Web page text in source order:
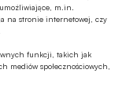
m.in.
na stronie internetowej, czy
funkcji, takich jak
mediów społecznościowych,